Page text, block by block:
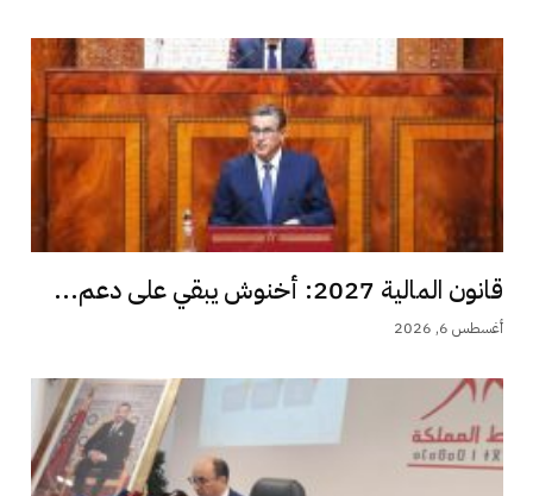
قانون المالية 2027: أخنوش يبقي على دعم...
أغسطس 6, 2026